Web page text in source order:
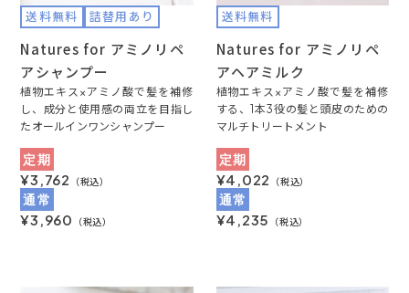
送料無料 詰替用あり
Natures for アミノリペ
アシャンプー
植物エキス×アミノ酸で髪を補修
し、成分と使用感の両立を目指し
たオールインワンシャンプー
定期
¥3,762 （税込）
通常
¥3,960 （税込）
送料無料
Natures for アミノリペ
アヘアミルク
植物エキス×アミノ酸で髪を補修
する、1本3役の髪と頭皮のための
マルチトリートメント
定期
¥4,022 （税込）
通常
¥4,235 （税込）